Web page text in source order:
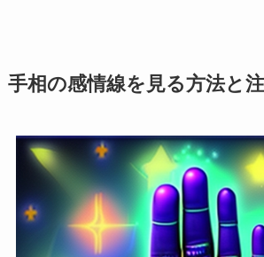
手相の感情線を見る方法と